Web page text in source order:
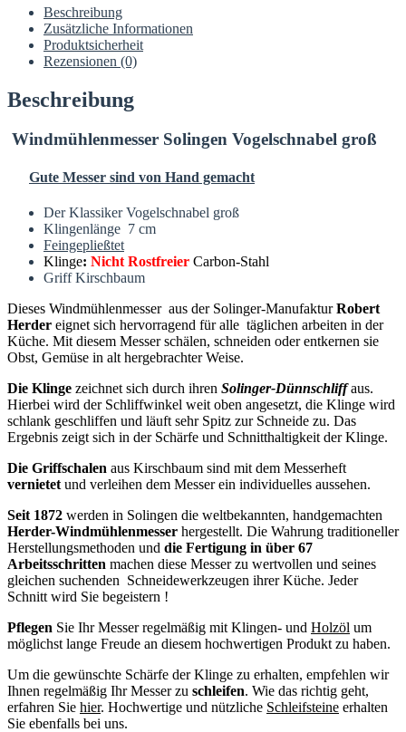
Beschreibung
Zusätzliche Informationen
Produktsicherheit
Rezensionen (0)
Beschreibung
Windmühlenmesser Solingen Vogelschnabel groß
Gute Messer sind von Hand gemacht
Der Klassiker Vogelschnabel groß
Klingenlänge 7 cm
Feingepließtet
Klinge: Nicht Rostfreier Carbon-Stahl
Griff Kirschbaum
Dieses Windmühlenmesser aus der Solinger-ManufakturRobert
Herder eignet sich hervorragend für alle täglichen arbeiten in der
Küche. Mit diesem Messer schälen, schneiden oder entkernen sie
Obst, Gemüse in alt hergebrachter Weise.
Die Klinge zeichnet sich durch ihren Solinger-Dünnschliffaus.
Hierbei wird der Schliffwinkel weit oben angesetzt, die Klinge wird
schlank geschliffen und läuft sehr Spitz zur Schneide zu. Das
Ergebnis zeigt sich in der Schärfe und Schnitthaltigkeit der Klinge.
Die Griffschalen aus Kirschbaum sind mit dem Messerheft
vernietet und verleihen dem Messer ein individuelles aussehen.
Seit 1872 werden in Solingen die weltbekannten, handgemachten
Herder-Windmühlenmesser hergestellt. Die Wahrung traditioneller
Herstellungsmethoden und die Fertigung in über 67
Arbeitsschritten machen diese Messer zu wertvollen und seines
gleichen suchenden Schneidewerkzeugen ihrer Küche. Jeder
Schnitt wird Sie begeistern !
Pflegen Sie Ihr Messer regelmäßig mit Klingen- und Holzöl um
möglichst lange Freude an diesem hochwertigen Produkt zu haben.
Um die gewünschte Schärfe der Klinge zu erhalten, empfehlen wir
Ihnen regelmäßig Ihr Messer zu schleifen. Wie das richtig geht,
erfahren Sie hier. Hochwertige und nützliche Schleifsteine erhalten
Sie ebenfalls bei uns.